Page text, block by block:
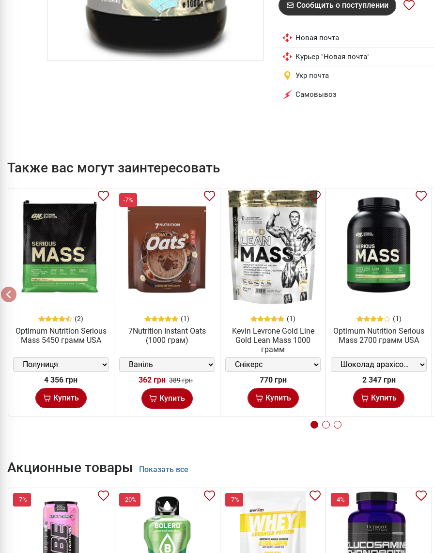
Сообщить о поступлении
Новая почта
Курьер "Новая почта"
Укр почта
Самовывоз
Также вас могут заинтересовать
(2)
Optimum Nutrition Serious
Mass 5450 грамм USA
4 356 грн
Купить
-7%
(1)
7Nutrition Instant Oats
(1000 грам)
362 грн 389 грн
Купить
(1)
Kevin Levrone Gold Line
Gold Lean Mass 1000
грамм
770 грн
Купить
(1)
Optimum Nutrition Serious
Mass 2700 грамм USA
2 347 грн
Купить
Акционные товары Показать все
-7% -20% -7% -4%